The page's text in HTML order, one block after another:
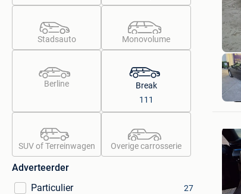
Stadsauto Monovolume
Berline
Break
111
SUV of Terreinwagen Overige carrosserie
Adverteerder
Particulier
27